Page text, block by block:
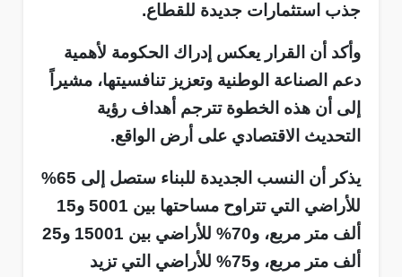
جذب استثمارات جديدة للقطاع.
وأكد أن القرار يعكس إدراك الحكومة لأهمية
دعم الصناعة الوطنية وتعزيز تنافسيتها، مشيراً
إلى أن هذه الخطوة تترجم أهداف رؤية
التحديث الاقتصادي على أرض الواقع.
يذكر أن النسب الجديدة للبناء ستصل إلى 65%
للأراضي التي تتراوح مساحتها بين 5001 و15
ألف متر مربع، و70% للأراضي بين 15001 و25
ألف متر مربع، و75% للأراضي التي تزيد